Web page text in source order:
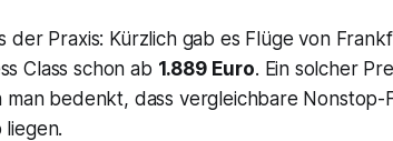
der Praxis: Kürzlich gab es Flüge von
Class schon ab 1.889 Euro. Ein solcher
bedenkt, dass vergleichbare Nonstop-
liegen.